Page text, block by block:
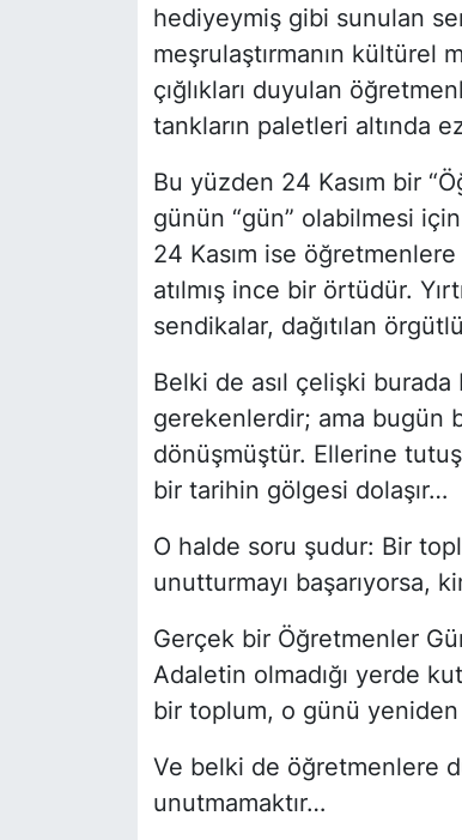
hediyeymiş gibi sunulan
meşrulaştırmanın kültürel
çığlıkları duyulan
tankların paletleri altında
Bu yüzden 24 Kasım bir
günün “gün” olabilmesi
24 Kasım ise
atılmış ince bir örtüdür.
sendikalar, dağıtılan
Belki de asıl çelişki burada
gerekenlerdir; ama bugün
dönüşmüştür. Ellerine
bir tarihin gölgesi dolaşır…
O halde soru şudur: Bir
unutturmayı başarıyorsa,
Gerçek bir Öğretmenler
Adaletin olmadığı yerde
bir toplum, o günü yeniden
Ve belki de öğretmenlere
unutmamaktır…